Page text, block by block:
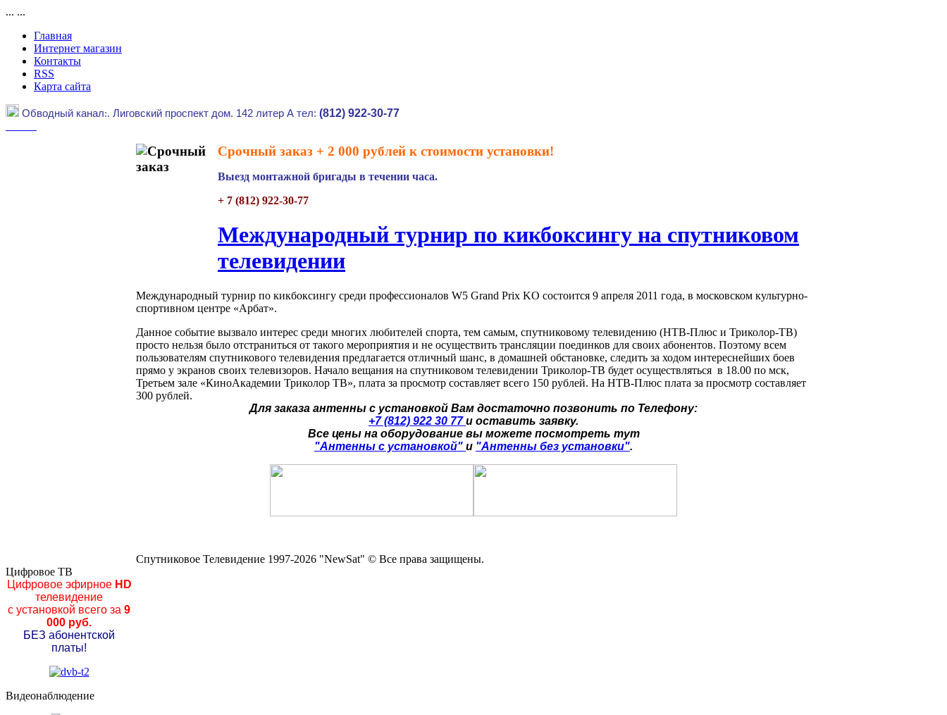
... ...
Главная
Интернет магазин
Контакты
RSS
Карта сайта
Обводный канал:. Лиговский проспект дом. 142 литер А тел: (812) 922-30-77
Срочный заказ + 2 000 рублей к стоимости установки!
Выезд монтажной бригады в течении часа.
+ 7 (812) 922-30-77
Международный турнир по кикбоксингу на спутниковом
телевидении
Международный турнир по кикбоксингу среди профессионалов W5 Grand Prix KO состоится 9 апреля 2011 года, в московском культурно-
спортивном центре «Арбат».
Данное событие вызвало интерес среди многих любителей спорта, тем самым, спутниковому телевидению (НТВ-Плюс и Триколор-ТВ)
просто нельзя было отстраниться от такого мероприятия и не осуществить трансляции поединков для своих абонентов. Поэтому всем
пользователям спутникового телевидения предлагается отличный шанс, в домашней обстановке, следить за ходом интереснейших боев
прямо у экранов своих телевизоров. Начало вещания на спутниковом телевидении Триколор-ТВ будет осуществляться в 18.00 по мск,
Третьем зале «КиноАкадемии Триколор ТВ», плата за просмотр составляет всего 150 рублей. На НТВ-Плюс плата за просмотр составляет
300 рублей.
Для заказа антенны с установкой Вам достаточно позвонить по Телефону:
+7 (812) 922 30 77 и оставить заявку.
Все цены на оборудование вы можете посмотреть тут
"Антенны с установкой" и "Антенны без установки".
Спутниковое Телевидение 1997-2026 "NewSat" © Все права защищены.
Цифровое ТВ
Цифровое эфирноеHD
телевидение
с установкой всего за 9
000 руб.
БЕЗ абонентской
платы!
Видеонаблюдение